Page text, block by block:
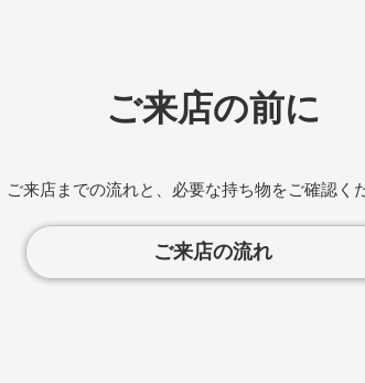
ご来店の前に
ご来店までの流れと、必要な持ち物をご確認く
ご来店の流れ